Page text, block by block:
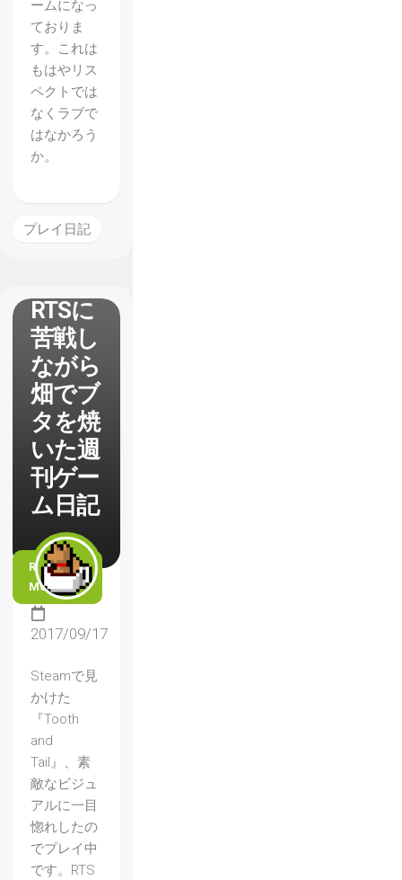
ームになっ
ておりま
す。これは
もはやリス
ペクトでは
なくラブで
はなかろう
か。
プレイ日記
【Toot
h and
Tail】
RTSに
苦戦し
ながら
畑でブ
タを焼
いた週
刊ゲー
ム日記
READ
MORE
2017/09/17
Steamで見
かけた
『Tooth
and
Tail』、素
敵なビジュ
アルに一目
惚れしたの
でプレイ中
です。RTS